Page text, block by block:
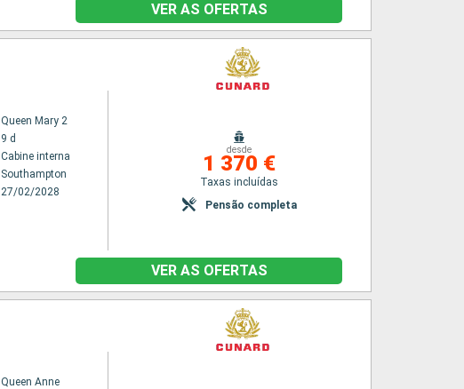
VER AS OFERTAS
Queen Mary 2
9 d
Cabine interna
Southampton
27/02/2028
desde
1 370 €
Taxas incluídas
Pensão completa
VER AS OFERTAS
Queen Anne